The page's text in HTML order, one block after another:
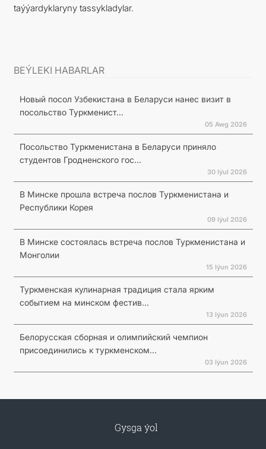
taýýardyklaryny tassykladylar.
BEÝLEKI HABARLAR
Новый посол Узбекистана в Беларуси нанес визит в
посольство Туркменист...
05 Awg 2026
Посольство Туркменистана в Беларуси приняло
студентов Гродненского гос...
30 Iýul 2026
В Минске прошла встреча послов Туркменистана и
Республики Корея
09 Iýul 2026
В Минске состоялась встреча послов Туркменистана и
Монголии
15 Iýun 2026
Туркменская кулинарная традиция стала ярким
событием на минском фестив...
13 Iýun 2026
Белорусская сборная и олимпийский чемпион
присоединились к туркменском...
03 Iýun 2026
Gysga ýol